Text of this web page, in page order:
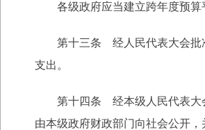
各级政府应当建立跨年度预算
第十三条 经人民代表大会批准
支出。
第十四条 经本级人民代表大会
由本级政府财政部门向社会公开